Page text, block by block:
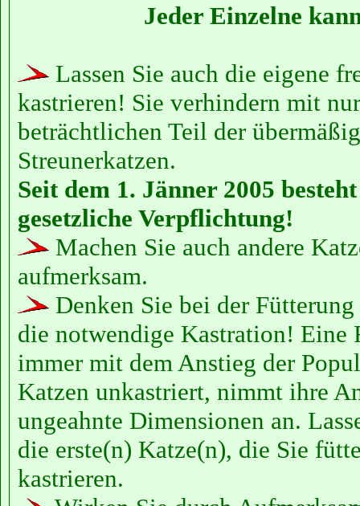
Jeder Einzelne
Lassen Sie auch die eigene
kastrieren! Sie verhindern mit
beträchtlichen Teil der
Streunerkatzen.
Seit dem 1. Jänner 2005
gesetzliche Verpflichtung!
Machen Sie auch andere
aufmerksam.
Denken Sie bei der
die notwendige Kastration! Eine
immer mit dem Anstieg der
Katzen unkastriert, nimmt ihre
ungeahnte Dimensionen an.
die erste(n) Katze(n), die Sie
kastrieren.